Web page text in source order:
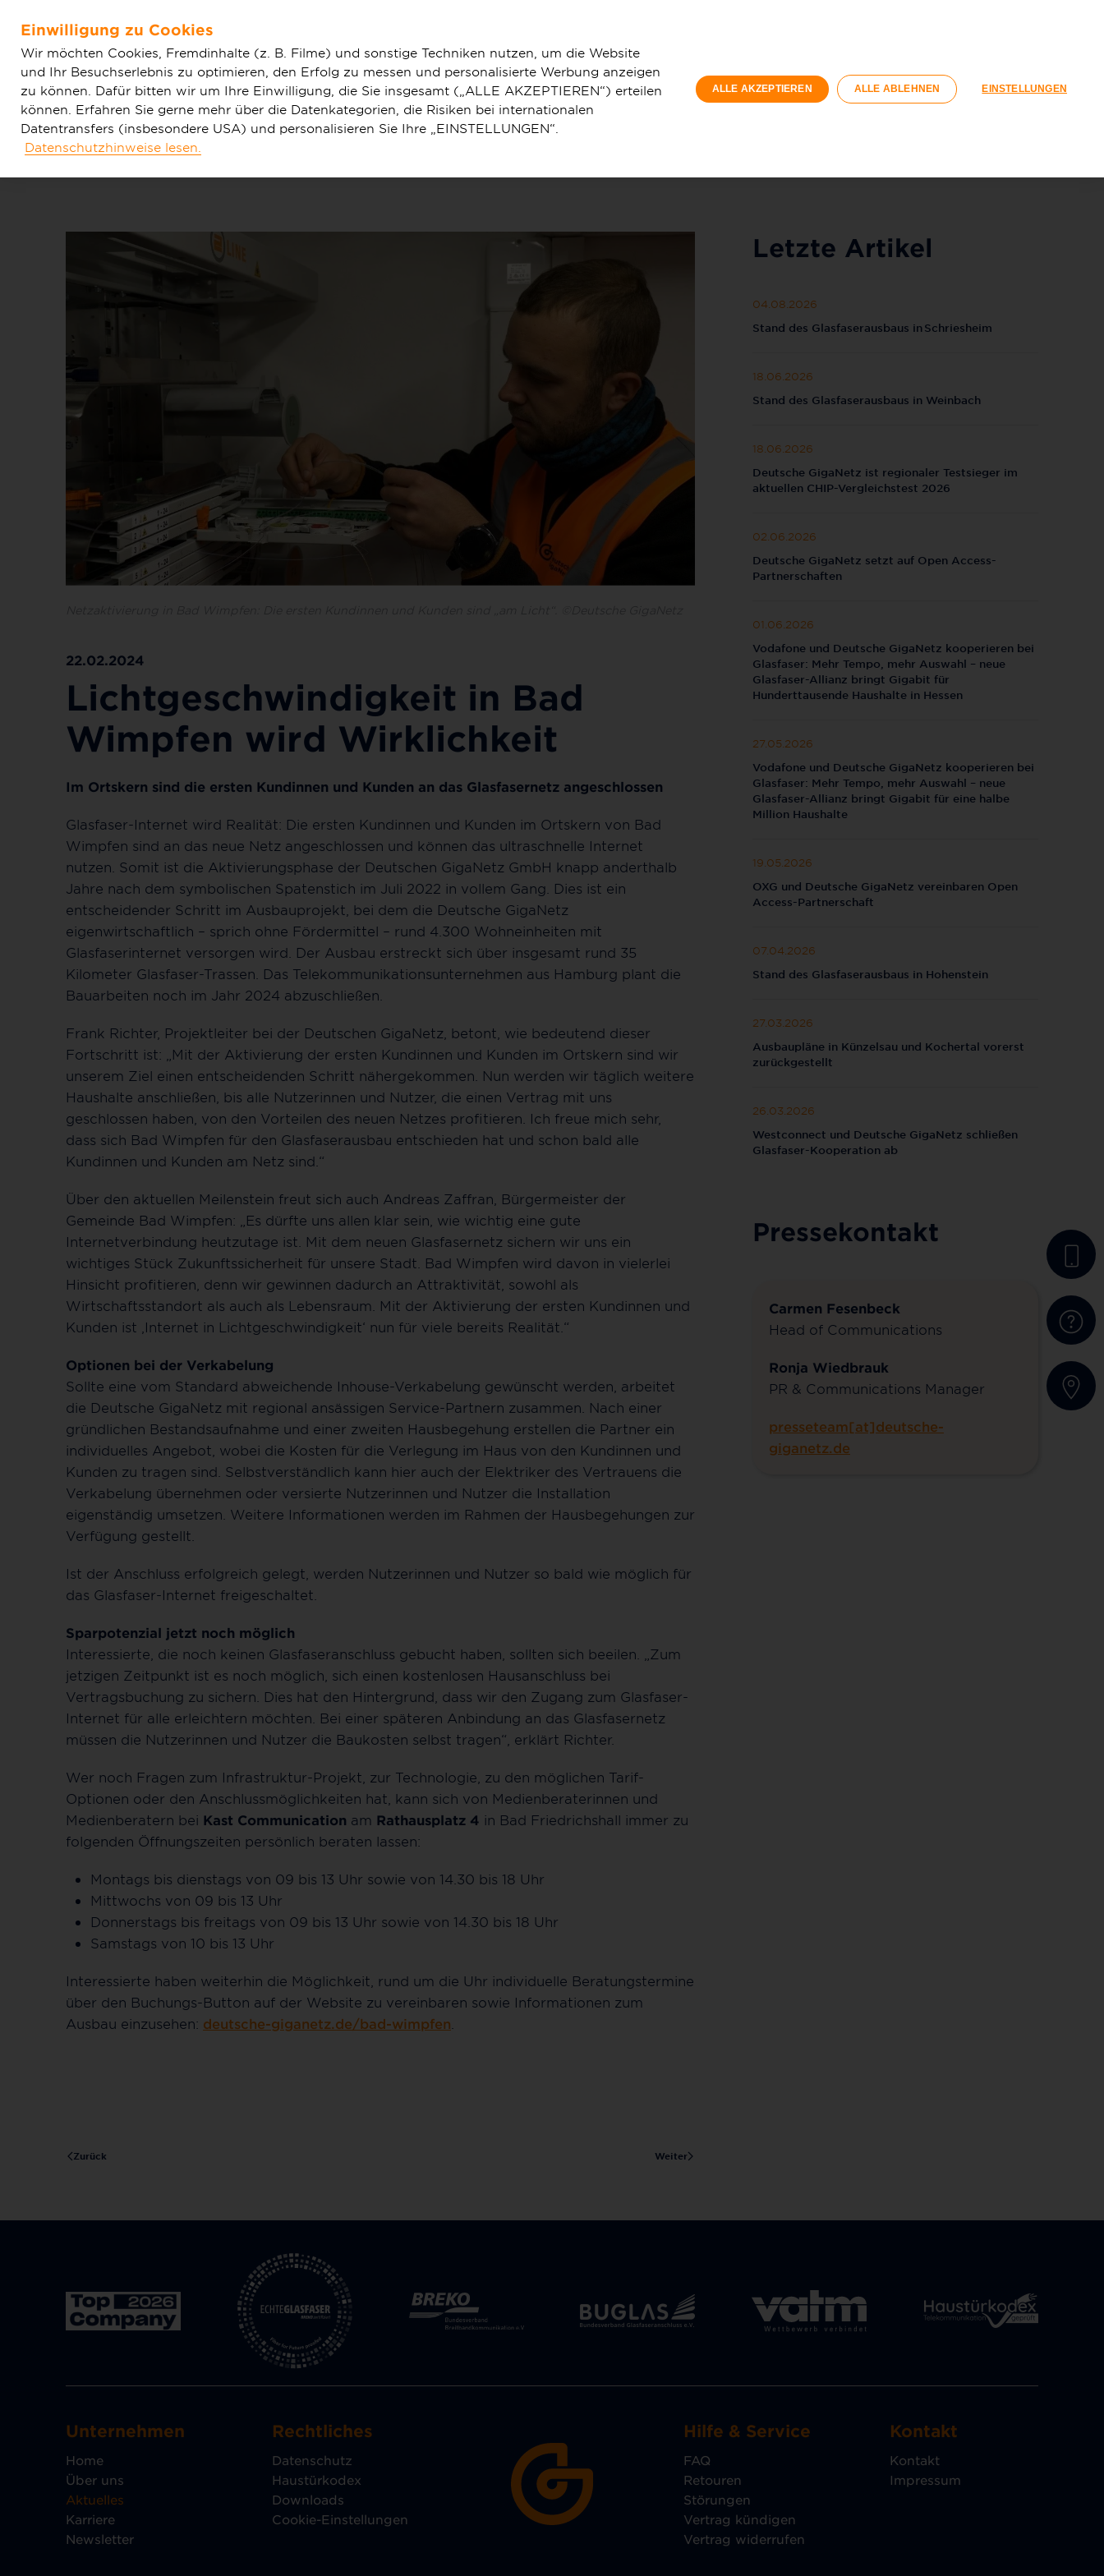
Zum Hauptinhalt springen
Registrieren
Tarife & Produkte
22.02.2024
Lichtgeschwindigkeit in Bad
Wimpfen wird Wirklichkeit
Im Ortskern sind die ersten Kundinnen und Kunden an das Glasfasernetz angeschlossen
Glasfaser-Internet wird Realität: Die ersten Kundinnen und Kunden im Ortskern von Bad
Wimpfen sind an das neue Netz angeschlossen und können das ultraschnelle Internet
nutzen. Somit ist die Aktivierungsphase der Deutschen GigaNetz GmbH knapp anderthalb
Jahre nach dem symbolischen Spatenstich im Juli 2022 in vollem Gang. Dies ist ein
entscheidender Schritt im Ausbauprojekt, bei dem die Deutsche GigaNetz
eigenwirtschaftlich – sprich ohne Fördermittel – rund 4.300 Wohneinheiten mit
Glasfaserinternet versorgen wird. Der Ausbau erstreckt sich über insgesamt rund 35
Kilometer Glasfaser-Trassen. Das Telekommunikationsunternehmen aus Hamburg plant die
Bauarbeiten noch im Jahr 2024 abzuschließen.
Frank Richter, Projektleiter bei der Deutschen GigaNetz, betont, wie bedeutend dieser
Fortschritt ist: „Mit der Aktivierung der ersten Kundinnen und Kunden im Ortskern sind wir
unserem Ziel einen entscheidenden Schritt nähergekommen. Nun werden wir täglich weitere
Haushalte anschließen, bis alle Nutzerinnen und Nutzer, die einen Vertrag mit uns
geschlossen haben, von den Vorteilen des neuen Netzes profitieren. Ich freue mich sehr,
dass sich Bad Wimpfen für den Glasfaserausbau entschieden hat und schon bald alle
Kundinnen und Kunden am Netz sind.“
Über den aktuellen Meilenstein freut sich auch Andreas Zaffran, Bürgermeister der
Gemeinde Bad Wimpfen: „Es dürfte uns allen klar sein, wie wichtig eine gute
Internetverbindung heutzutage ist. Mit dem neuen Glasfasernetz sichern wir uns ein
wichtiges Stück Zukunftssicherheit für unsere Stadt. Bad Wimpfen wird davon in vielerlei
Hinsicht profitieren, denn wir gewinnen dadurch an Attraktivität, sowohl als
Wirtschaftsstandort als auch als Lebensraum. Mit der Aktivierung der ersten Kundinnen und
Kunden ist ‚Internet in Lichtgeschwindigkeit‘ nun für viele bereits Realität.“
Optionen bei der Verkabelung
Sollte eine vom Standard abweichende Inhouse-Verkabelung gewünscht werden, arbeitet
die Deutsche GigaNetz mit regional ansässigen Service-Partnern zusammen. Nach einer
gründlichen Bestandsaufnahme und einer zweiten Hausbegehung erstellen die Partner ein
individuelles Angebot, wobei die Kosten für die Verlegung im Haus von den Kundinnen und
Kunden zu tragen sind​​. Selbstverständlich kann hier auch der Elektriker des Vertrauens die
Verkabelung übernehmen oder versierte Nutzerinnen und Nutzer die Installation
eigenständig umsetzen. Weitere Informationen werden im Rahmen der Hausbegehungen zur
Verfügung gestellt.
Ist der Anschluss erfolgreich gelegt, werden Nutzerinnen und Nutzer so bald wie möglich für
das Glasfaser-Internet freigeschaltet.
Sparpotenzial jetzt noch möglich
Interessierte, die noch keinen Glasfaseranschluss gebucht haben, sollten sich beeilen. „Zum
jetzigen Zeitpunkt ist es noch möglich, sich einen kostenlosen Hausanschluss bei
Vertragsbuchung zu sichern. Dies hat den Hintergrund, dass wir den Zugang zum Glasfaser-
Internet für alle erleichtern möchten. Bei einer späteren Anbindung an das Glasfasernetz
müssen die Nutzerinnen und Nutzer die Baukosten selbst tragen“, erklärt Richter.
Wer noch Fragen zum Infrastruktur-Projekt, zur Technologie, zu den möglichen Tarif-
Optionen oder den Anschlussmöglichkeiten hat, kann sich von Medienberaterinnen und
Medienberatern bei Kast Communication am Rathausplatz 4 in Bad Friedrichshall immer zu
folgenden Öffnungszeiten persönlich beraten lassen:
Montags bis dienstags von 09 bis 13 Uhr sowie von 14.30 bis 18 Uhr
Mittwochs von 09 bis 13 Uhr
Donnerstags bis freitags von 09 bis 13 Uhr sowie von 14.30 bis 18 Uhr
Samstags von 10 bis 13 Uhr
Interessierte haben weiterhin die Möglichkeit, rund um die Uhr individuelle Beratungstermine
über den Buchungs-Button auf der Website zu vereinbaren sowie Informationen zum
Ausbau einzusehen: deutsche-giganetz.de/bad-wimpfen
Zurück Weiter
Letzte Artikel
04.08.2026
Stand des Glasfaserausbaus in Schriesheim
18.06.2026
Stand des Glasfaserausbaus in Weinbach
18.06.2026
Deutsche GigaNetz ist regionaler Testsieger im
aktuellen CHIP-Vergleichstest 2026
02.06.2026
Deutsche GigaNetz setzt auf Open Access-
Partnerschaften
01.06.2026
Vodafone und Deutsche GigaNetz kooperieren bei
Glasfaser: Mehr Tempo, mehr Auswahl – neue
Glasfaser-Allianz bringt Gigabit für
Hunderttausende Haushalte in Hessen
27.05.2026
Vodafone und Deutsche GigaNetz kooperieren bei
Glasfaser: Mehr Tempo, mehr Auswahl – neue
Glasfaser-Allianz bringt Gigabit für eine halbe
Million Haushalte
19.05.2026
OXG und Deutsche GigaNetz vereinbaren Open
Access-Partnerschaft
07.04.2026
Stand des Glasfaserausbaus in Hohenstein
27.03.2026
Ausbaupläne in Künzelsau und Kochertal vorerst
zurückgestellt
26.03.2026
Westconnect und Deutsche GigaNetz schließen
Glasfaser-Kooperation ab
Pressekontakt
Carmen Fesenbeck
Head of Communications
Ronja Wiedbrauk
PR & Communications Manager
presseteam[at]deutsche-
giganetz.de
Unternehmen
Home
Über uns
Aktuelles
Karriere
Newsletter
Rechtliches
Datenschutz
Haustürkodex
Downloads
Cookie-Einstellungen
Hilfe & Service
FAQ
Retouren
Störungen
Vertrag kündigen
Vertrag widerrufen
Kontakt
Kontakt
Impressum
Einwilligung zu Cookies
Wir möchten Cookies, Fremdinhalte (z. B. Filme) und sonstige Techniken nutzen, um die Website
und Ihr Besuchserlebnis zu optimieren, den Erfolg zu messen und personalisierte Werbung anzeigen
zu können. Dafür bitten wir um Ihre Einwilligung, die Sie insgesamt („ALLE AKZEPTIEREN“) erteilen
können. Erfahren Sie gerne mehr über die Datenkategorien, die Risiken bei internationalen
Datentransfers (insbesondere USA) und personalisieren Sie Ihre „EINSTELLUNGEN“.
Datenschutzhinweise lesen.
ALLE AKZEPTIEREN ALLE ABLEHNEN EINSTELLUNGEN